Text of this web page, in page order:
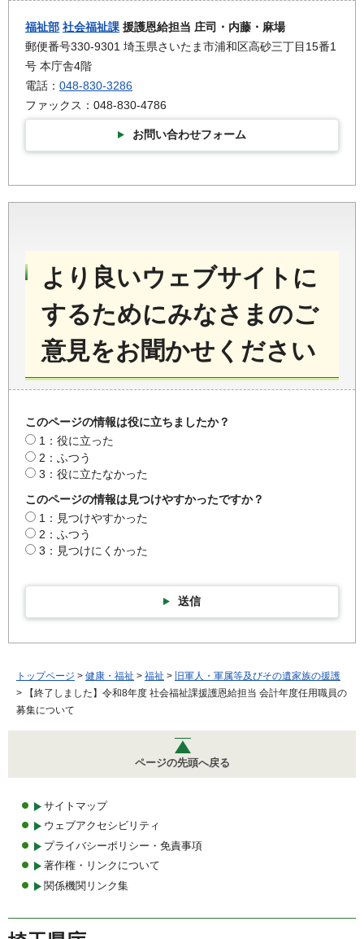
福祉部 社会福祉課 援護恩給担当 庄司・内藤・麻場
郵便番号330-9301 埼玉県さいたま市浦和区高砂三丁目15番1
号 本庁舎4階
電話： 048-830-3286
ファックス：048-830-4786
お問い合わせフォーム
より良いウェブサイトに
するためにみなさまのご
意見をお聞かせください
このページの情報は役に立ちましたか？
1：役に立った
2：ふつう
3：役に立たなかった
このページの情報は見つけやすかったですか？
1：見つけやすかった
2：ふつう
3：見つけにくかった
送信
トップページ > 健康・福祉 > 福祉 > 旧軍人・軍属等及びその遺家族の援護
> 【終了しました】令和8年度 社会福祉課援護恩給担当 会計年度任用職員の
募集について
ページの先頭へ戻る
サイトマップ
ウェブアクセシビリティ
プライバシーポリシー・免責事項
著作権・リンクについて
関係機関リンク集